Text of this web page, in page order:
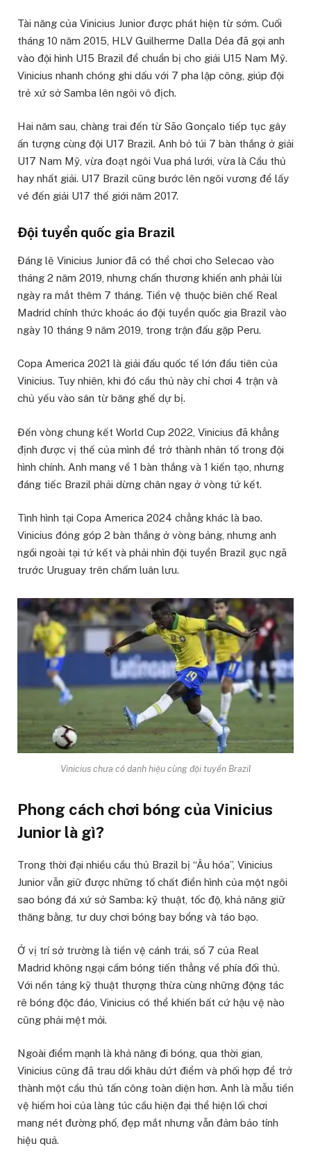
Tài năng của Vinicius Junior được phát hiện từ sớm. Cuối
tháng 10 năm 2015, HLV Guilherme Dalla Déa đã gọi anh
vào đội hình U15 Brazil để chuẩn bị cho giải U15 Nam Mỹ.
Vinicius nhanh chóng ghi dấu với 7 pha lập công, giúp đội
trẻ xứ sở Samba lên ngôi vô địch.
Hai năm sau, chàng trai đến từ São Gonçalo tiếp tục gây
ấn tượng cùng đội U17 Brazil. Anh bỏ túi 7 bàn thắng ở giải
U17 Nam Mỹ, vừa đoạt ngôi Vua phá lưới, vừa là Cầu thủ
hay nhất giải. U17 Brazil cũng bước lên ngôi vương để lấy
vé đến giải U17 thế giới năm 2017.
Đội tuyển quốc gia Brazil
Đáng lẽ Vinicius Junior đã có thể chơi cho Selecao vào
tháng 2 năm 2019, nhưng chấn thương khiến anh phải lùi
ngày ra mắt thêm 7 tháng. Tiền vệ thuộc biên chế Real
Madrid chính thức khoác áo đội tuyển quốc gia Brazil vào
ngày 10 tháng 9 năm 2019, trong trận đấu gặp Peru.
Copa America 2021 là giải đấu quốc tế lớn đầu tiên của
Vinicius. Tuy nhiên, khi đó cầu thủ này chỉ chơi 4 trận và
chủ yếu vào sân từ băng ghế dự bị.
Đến vòng chung kết World Cup 2022, Vinicius đã khẳng
định được vị thế của mình để trở thành nhân tố trong đội
hình chính. Anh mang về 1 bàn thắng và 1 kiến tạo, nhưng
đáng tiếc Brazil phải dừng chân ngay ở vòng tứ kết.
Tình hình tại Copa America 2024 chẳng khác là bao.
Vinicius đóng góp 2 bàn thắng ở vòng bảng, nhưng anh
ngồi ngoài tại tứ kết và phải nhìn đội tuyển Brazil gục ngã
trước Uruguay trên chấm luân lưu.
Vinicius chưa có danh hiệu cùng đội tuyển Brazil
Phong cách chơi bóng của Vinicius
Junior là gì?
Trong thời đại nhiều cầu thủ Brazil bị “Âu hóa”, Vinicius
Junior vẫn giữ được những tố chất điển hình của một ngôi
sao bóng đá xứ sở Samba: kỹ thuật, tốc độ, khả năng giữ
thăng bằng, tư duy chơi bóng bay bổng và táo bạo.
Ở vị trí sở trường là tiền vệ cánh trái, số 7 của Real
Madrid không ngại cầm bóng tiến thẳng về phía đối thủ.
Với nền tảng kỹ thuật thượng thừa cùng những động tác
rê bóng độc đáo, Vinicius có thể khiến bất cứ hậu vệ nào
cũng phải mệt mỏi.
Ngoài điểm mạnh là khả năng đi bóng, qua thời gian,
Vinicius cũng đã trau dồi khâu dứt điểm và phối hợp để trở
thành một cầu thủ tấn công toàn diện hơn. Anh là mẫu tiền
vệ hiếm hoi của làng túc cầu hiện đại thể hiện lối chơi
mang nét đường phố, đẹp mắt nhưng vẫn đảm bảo tính
hiệu quả.